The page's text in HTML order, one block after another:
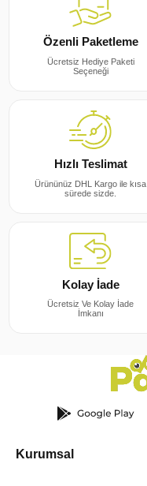
Özenli Paketleme
Ücretsiz Hediye Paketi
Seçeneği
Hızlı Teslimat
Ürününüz DHL Kargo ile kısa
sürede sizde.
Kolay İade
Ücretsiz Ve Kolay İade
İmkanı
Kurumsal